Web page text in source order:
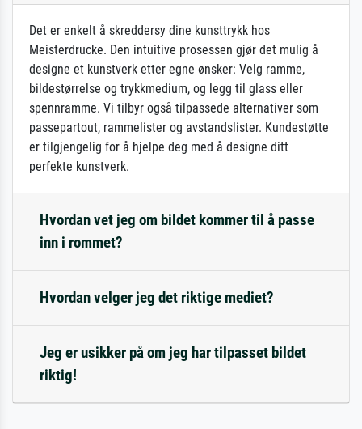
Det er enkelt å skreddersy dine kunsttrykk hos
Meisterdrucke. Den intuitive prosessen gjør det mulig å
designe et kunstverk etter egne ønsker: Velg ramme,
bildestørrelse og trykkmedium, og legg til glass eller
spennramme. Vi tilbyr også tilpassede alternativer som
passepartout, rammelister og avstandslister. Kundestøtte
er tilgjengelig for å hjelpe deg med å designe ditt
perfekte kunstverk.
Hvordan vet jeg om bildet kommer til å passe
inn i rommet?
Hvordan velger jeg det riktige mediet?
Jeg er usikker på om jeg har tilpasset bildet
riktig!